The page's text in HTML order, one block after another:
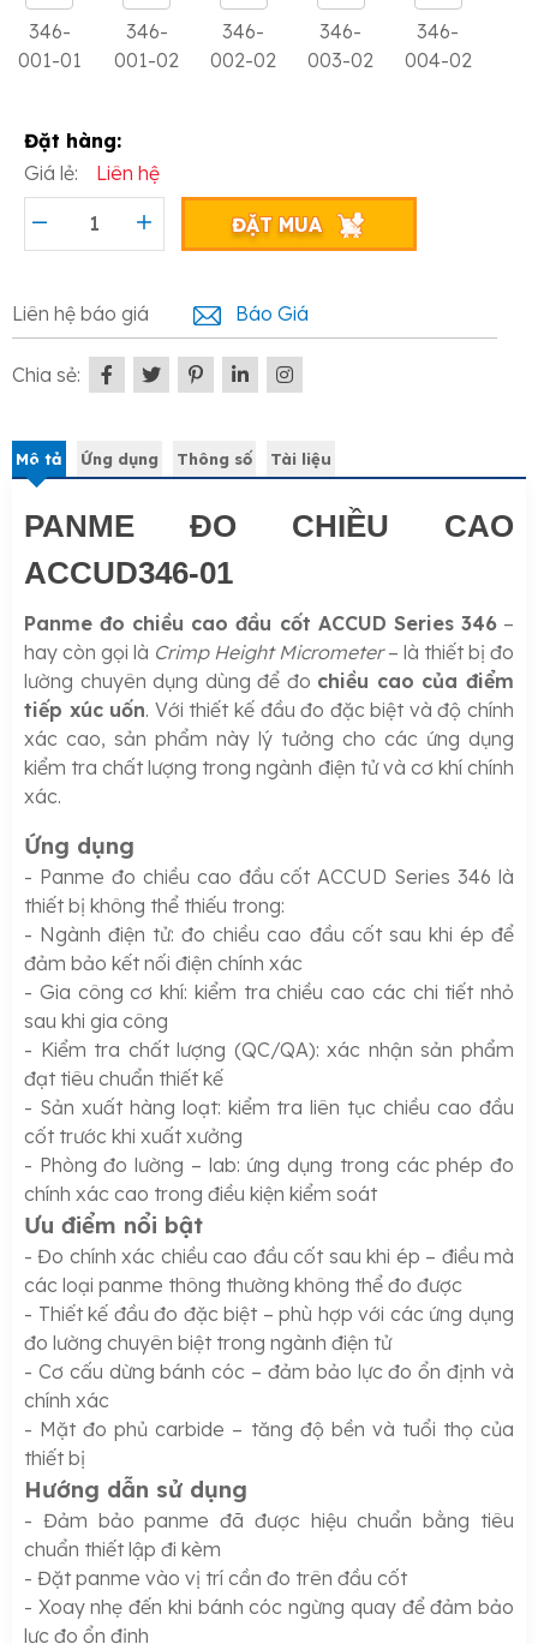
346-
001-01
346-
001-02
346-
002-02
346-
003-02
346-
004-02
Đặt hàng:
Giá lẻ:
Liên hệ
ĐẶT MUA
Liên hệ báo giá Báo Giá
Chia sẻ:
Mô tả Ứng dụng Thông số Tài liệu
PANME ĐO CHIỀU CAO
ACCUD346-01
Panme đo chiều cao đầu cốt ACCUD Series 346–
hay còn gọi là Crimp Height Micrometer– là thiết bị đo
lường chuyên dụng dùng để đo chiều cao của điểm
tiếp xúc uốn. Với thiết kế đầu đo đặc biệt và độ chính
xác cao, sản phẩm này lý tưởng cho các ứng dụng
kiểm tra chất lượng trong ngành điện tử và cơ khí chính
xác.
Ứng dụng
- Panme đo chiều cao đầu cốt ACCUD Series 346 là
thiết bị không thể thiếu trong:
- Ngành điện tử: đo chiều cao đầu cốt sau khi ép để
đảm bảo kết nối điện chính xác
- Gia công cơ khí: kiểm tra chiều cao các chi tiết nhỏ
sau khi gia công
- Kiểm tra chất lượng (QC/QA): xác nhận sản phẩm
đạt tiêu chuẩn thiết kế
- Sản xuất hàng loạt: kiểm tra liên tục chiều cao đầu
cốt trước khi xuất xưởng
- Phòng đo lường – lab: ứng dụng trong các phép đo
chính xác cao trong điều kiện kiểm soát
Ưu điểm nổi bật
- Đo chính xác chiều cao đầu cốt sau khi ép – điều mà
các loại panme thông thường không thể đo được
- Thiết kế đầu đo đặc biệt – phù hợp với các ứng dụng
đo lường chuyên biệt trong ngành điện tử
- Cơ cấu dừng bánh cóc – đảm bảo lực đo ổn định và
chính xác
- Mặt đo phủ carbide – tăng độ bền và tuổi thọ của
thiết bị
Hướng dẫn sử dụng
- Đảm bảo panme đã được hiệu chuẩn bằng tiêu
chuẩn thiết lập đi kèm
- Đặt panme vào vị trí cần đo trên đầu cốt
- Xoay nhẹ đến khi bánh cóc ngừng quay để đảm bảo
lực đo ổn định